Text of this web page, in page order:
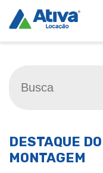
DESTAQUE
MONTAGEM